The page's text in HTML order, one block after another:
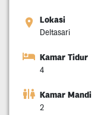
Lokasi
Deltasari
Kamar Tidur
4
Kamar Mandi
2